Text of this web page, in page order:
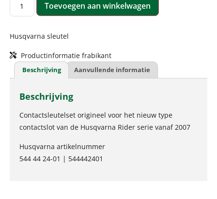
Toevoegen aan winkelwagen
Husqvarna sleutel
Productinformatie frabikant
Beschrijving Aanvullende informatie
Beschrijving
Contactsleutelset origineel voor het nieuw type
contactslot van de Husqvarna Rider serie vanaf 2007
Husqvarna artikelnummer
544 44 24-01 | 544442401